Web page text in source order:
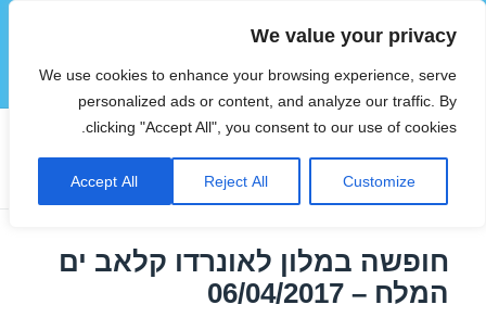
We value your privacy
We use cookies to enhance your browsing experience, serve
personalized ads or content, and analyze our traffic. By
clicking "Accept All", you consent to our use of cookies.
Customize
Reject All
Accept All
הוטצימר
תפריטים
ווידג'טים
תגית:מלונות בים המלח באפריל
חופשה במלון לאונרדו קלאב ים
המלח – 06/04/2017